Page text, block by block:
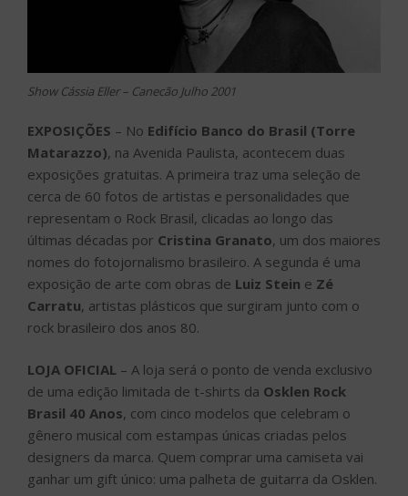
Show Cássia Eller – Canecão Julho 2001
EXPOSIÇÕES – No Edifício Banco do Brasil (Torre
Matarazzo), na Avenida Paulista, acontecem duas
exposições gratuitas. A primeira traz uma seleção de
cerca de 60 fotos de artistas e personalidades que
representam o Rock Brasil, clicadas ao longo das
últimas décadas por Cristina Granato, um dos maiores
nomes do fotojornalismo brasileiro. A segunda é uma
exposição de arte com obras de Luiz Stein e Zé
Carratu, artistas plásticos que surgiram junto com o
rock brasileiro dos anos 80.
LOJA OFICIAL – A loja será o ponto de venda exclusivo
de uma edição limitada de t-shirts da Osklen Rock
Brasil 40 Anos, com cinco modelos que celebram o
gênero musical com estampas únicas criadas pelos
designers da marca. Quem comprar uma camiseta vai
ganhar um gift único: uma palheta de guitarra da Osklen.